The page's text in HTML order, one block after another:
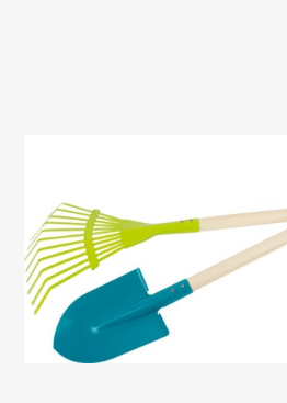
Værktøj i træ
Dåbsgave - Barselsgave
Børnesenge